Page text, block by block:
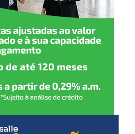
nosso
em valorizar
garantir
investindo
públicas que
renda e
de vida para